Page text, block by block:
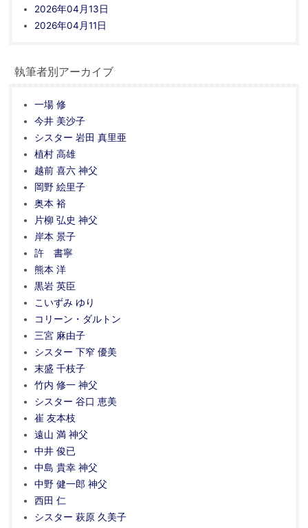
2026年04月13日
2026年04月11日
執筆者別アーカイブ
一場 修
今井 美沙子
シスター 岩田 真里亜
植村 高雄
越前 喜六 神父
岡野 絵里子
奥本 裕
片柳 弘史 神父
岸本 景子
許 書寧
熊本 洋
黒岩 英臣
こいずみ ゆり
コリーン・ダルトン
三宮 麻由子
シスター 下窄 優美
末盛 千枝子
竹内 修一 神父
シスター 谷口 恵美
崔 友本枝
遠山 満 神父
中井 俊已
中島 貴幸 神父
中野 健一郎 神父
西田 仁
シスター 萩原 久美子